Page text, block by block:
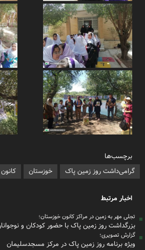
برچسب‌ها
گرامی‌داشت روز زمین پاک
خوزستان
اخبار مرتبط
تجلی مهر به زمین در مراکز کانون خوزستان؛
بزرگداشت روز زمین پاک با حضور کودکان و
گزارش تصویری؛
ویژه برنامه روز زمین پاک در مرکز مسجدسلیمان